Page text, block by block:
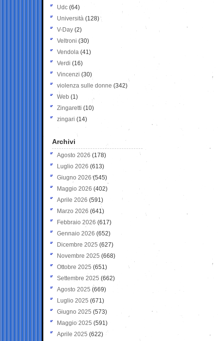
Udc (64)
Università (128)
V-Day (2)
Veltroni (30)
Vendola (41)
Verdi (16)
Vincenzi (30)
violenza sulle donne (342)
Web (1)
Zingaretti (10)
zingari (14)
Archivi
Agosto 2026 (178)
Luglio 2026 (613)
Giugno 2026 (545)
Maggio 2026 (402)
Aprile 2026 (591)
Marzo 2026 (641)
Febbraio 2026 (617)
Gennaio 2026 (652)
Dicembre 2025 (627)
Novembre 2025 (668)
Ottobre 2025 (651)
Settembre 2025 (662)
Agosto 2025 (669)
Luglio 2025 (671)
Giugno 2025 (573)
Maggio 2025 (591)
Aprile 2025 (622)